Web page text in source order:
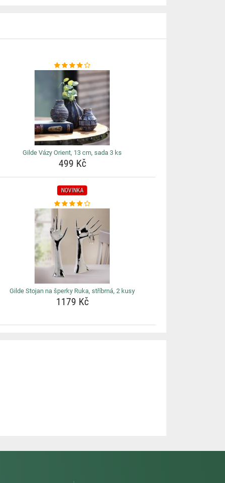
Gilde Vázy Orient, 13 cm, sada 3 ks
499 Kč
NOVINKA
Gilde Stojan na šperky Ruka, stříbrná, 2 kusy
1179 Kč